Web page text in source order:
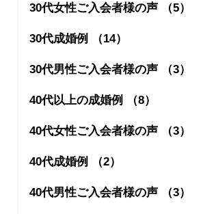
30代女性ご入会者様の声 （5）
30代成婚例 （14）
30代男性ご入会者様の声 （3）
40代以上の成婚例 （8）
40代女性ご入会者様の声 （3）
40代成婚例 （2）
40代男性ご入会者様の声 （3）